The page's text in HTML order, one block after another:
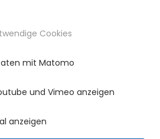
des Marktgemeinderates
wurden folgende Themen
/ Bauvoranfrage wurde das
erteilt:
Fl.Nr. 152/1 Gemarkung Sulzberg –
Cookies
mit Matomo
und Vimeo anzeigen
anzeigen